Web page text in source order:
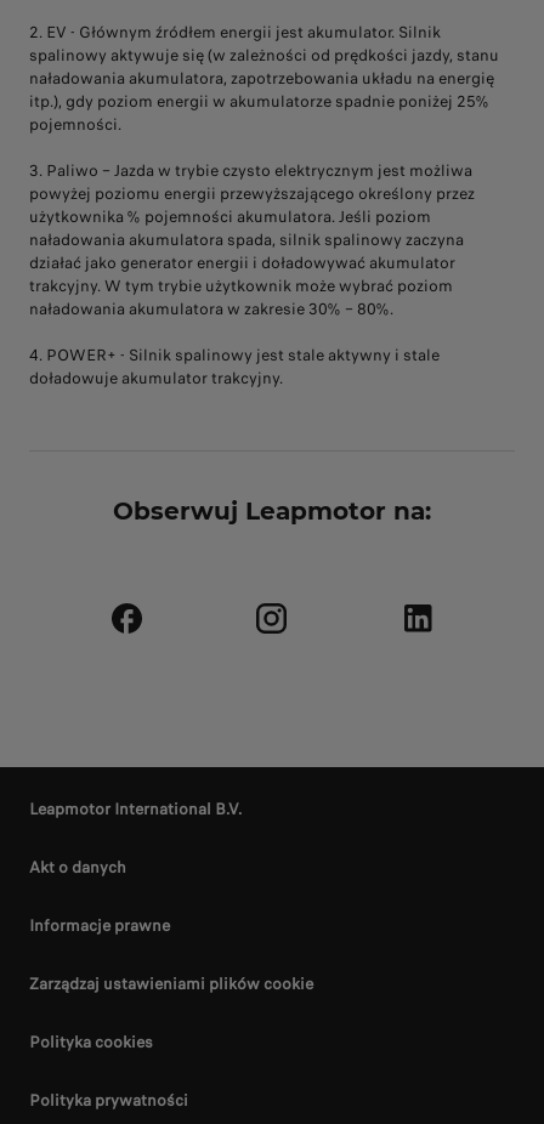
2. EV - Głównym źródłem energii jest akumulator. Silnik
spalinowy aktywuje się (w zależności od prędkości jazdy, stanu
naładowania akumulatora, zapotrzebowania układu na energię
itp.), gdy poziom energii w akumulatorze spadnie poniżej 25%
pojemności.
3. Paliwo – Jazda w trybie czysto elektrycznym jest możliwa
powyżej poziomu energii przewyższającego określony przez
użytkownika % pojemności akumulatora. Jeśli poziom
naładowania akumulatora spada, silnik spalinowy zaczyna
działać jako generator energii i doładowywać akumulator
trakcyjny. W tym trybie użytkownik może wybrać poziom
naładowania akumulatora w zakresie 30% – 80%.
4. POWER+ - Silnik spalinowy jest stale aktywny i stale
doładowuje akumulator trakcyjny.
Obserwuj Leapmotor na:
Leapmotor International B.V.
Akt o danych
Informacje prawne
Zarządzaj ustawieniami plików cookie
Polityka cookies
Polityka prywatności